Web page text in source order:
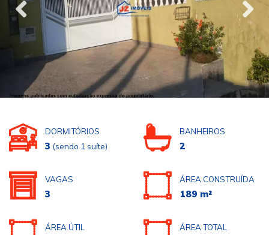
DORMITÓRIOS
3 (sendo 1 suíte)
BANHEIROS
2
VAGAS
3
ÁREA CONSTRUÍDA
189 m²
ÁREA ÚTIL ÁREA TOTAL